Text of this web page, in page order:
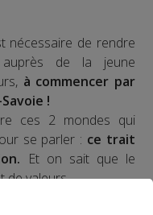
nécessaire de rendre
de la jeune
à commencer par
!
ces 2 mondes qui
se parler : ce trait
Et on sait que le
de valeurs.